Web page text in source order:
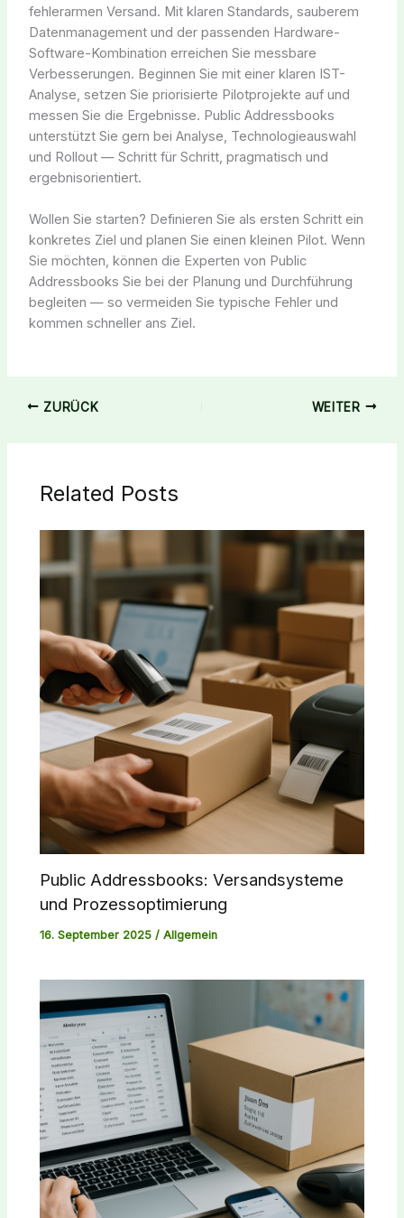
fehlerarmen Versand. Mit klaren Standards, sauberem
Datenmanagement und der passenden Hardware-
Software-Kombination erreichen Sie messbare
Verbesserungen. Beginnen Sie mit einer klaren IST-
Analyse, setzen Sie priorisierte Pilotprojekte auf und
messen Sie die Ergebnisse. Public Addressbooks
unterstützt Sie gern bei Analyse, Technologieauswahl
und Rollout — Schritt für Schritt, pragmatisch und
ergebnisorientiert.
Wollen Sie starten? Definieren Sie als ersten Schritt ein
konkretes Ziel und planen Sie einen kleinen Pilot. Wenn
Sie möchten, können die Experten von Public
Addressbooks Sie bei der Planung und Durchführung
begleiten — so vermeiden Sie typische Fehler und
kommen schneller ans Ziel.
ZURÜCK WEITER
Related Posts
Public Addressbooks: Versandsysteme
und Prozessoptimierung
16. September 2025/Allgemein